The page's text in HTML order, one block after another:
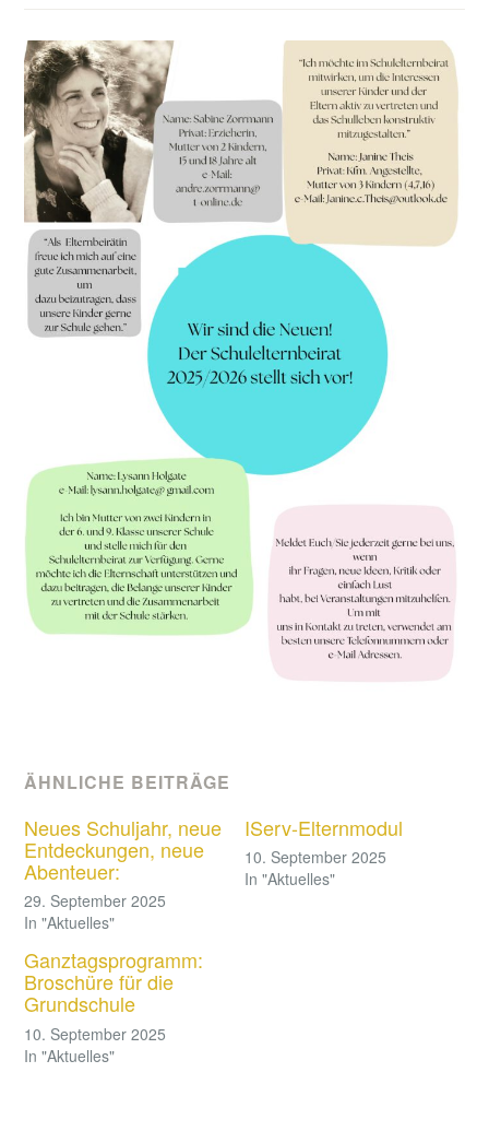
ÄHNLICHE BEITRÄGE
Neues Schuljahr, neue
Entdeckungen, neue
Abenteuer:
29. September 2025
In "Aktuelles"
IServ-Elternmodul
10. September 2025
In "Aktuelles"
Ganztagsprogramm:
Broschüre für die
Grundschule
10. September 2025
In "Aktuelles"